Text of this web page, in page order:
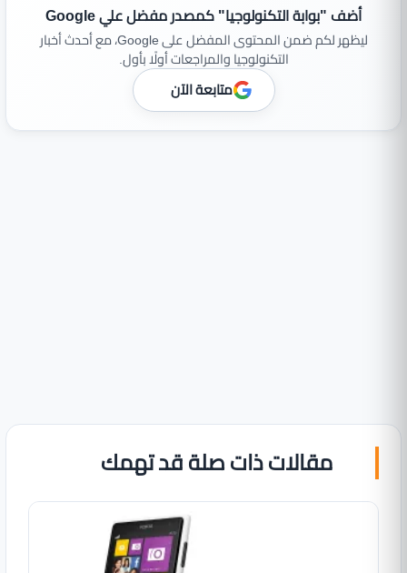
أضف "بوابة التكنولوجيا" كمصدر مفضل علي Google
ليظهر لكم ضمن المحتوى المفضل على Google، مع أحدث أخبار
التكنولوجيا والمراجعات أولًا بأول.
متابعة الآن
مقالات ذات صلة قد تهمك